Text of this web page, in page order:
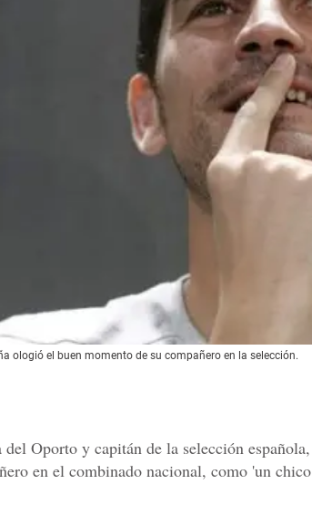
ologió el buen momento de su compañero en la selección.
Oporto y capitán de la selección
en el combinado nacional, como 'un